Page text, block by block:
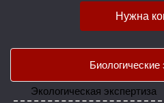
Нужна
Биологические
Экологическая экспертиза